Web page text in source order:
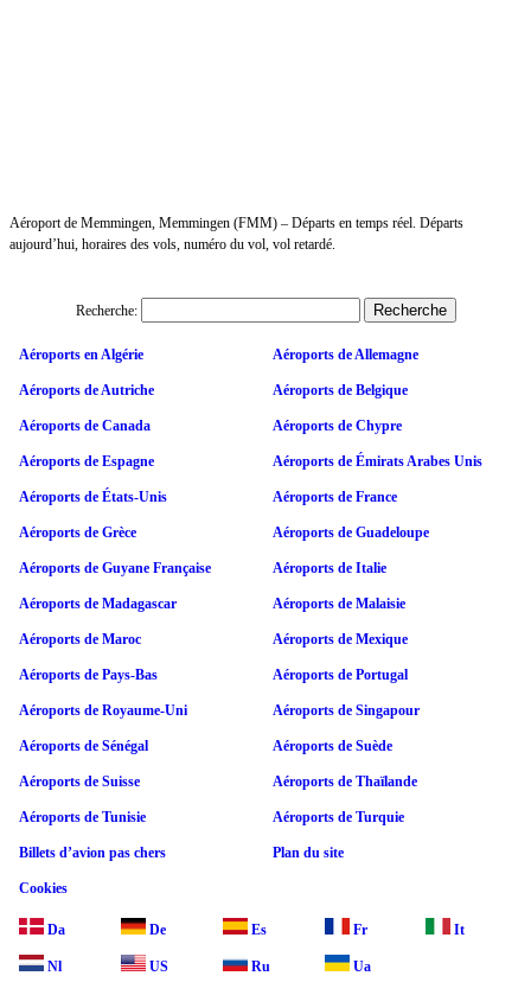
Aéroport de Memmingen, Memmingen (FMM) – Départs en temps réel. Départs
aujourd’hui, horaires des vols, numéro du vol, vol retardé.
Recherche:
Aéroports en Algérie Aéroports de Allemagne
Aéroports de Autriche Aéroports de Belgique
Aéroports de Canada Aéroports de Chypre
Aéroports de Espagne Aéroports de Émirats Arabes Unis
Aéroports de États-Unis Aéroports de France
Aéroports de Grèce Aéroports de Guadeloupe
Aéroports de Guyane Française Aéroports de Italie
Aéroports de Madagascar Aéroports de Malaisie
Aéroports de Maroc Aéroports de Mexique
Aéroports de Pays-Bas Aéroports de Portugal
Aéroports de Royaume-Uni Aéroports de Singapour
Aéroports de Sénégal Aéroports de Suède
Aéroports de Suisse Aéroports de Thaïlande
Aéroports de Tunisie Aéroports de Turquie
Billets d’avion pas chers Plan du site
Cookies
Da De Es Fr It
Nl US Ru Ua